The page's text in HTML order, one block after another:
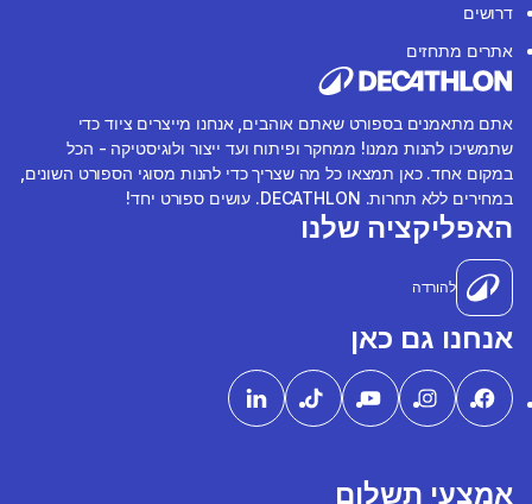
דרושים
אתרים מתחזים
אתם מתאמנים בספורט שאתם אוהבים, אנחנו מייצרים ציוד כדי
שתמשיכו להנות ממנו! ממחקר ופיתוח ועד ייצור ולוגיסטיקה - הכל
במקום אחד. כאן תמצאו כל מה שצריך כדי להנות מסוגי הספורט השונים,
במחירים ללא תחרות. DECATHLON. עושים ספורט יחד!
האפליקציה שלנו
להורדה
אנחנו גם כאן
אמצעי תשלום